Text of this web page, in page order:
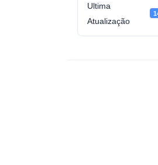
Ultima
Atualização